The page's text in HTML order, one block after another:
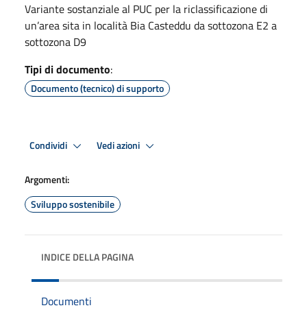
Variante sostanziale al PUC per la riclassificazione di
un’area sita in località Bia Casteddu da sottozona E2 a
sottozona D9
Tipi di documento:
Documento (tecnico) di supporto
Condividi Vedi azioni
Argomenti:
Sviluppo sostenibile
INDICE DELLA PAGINA
Documenti